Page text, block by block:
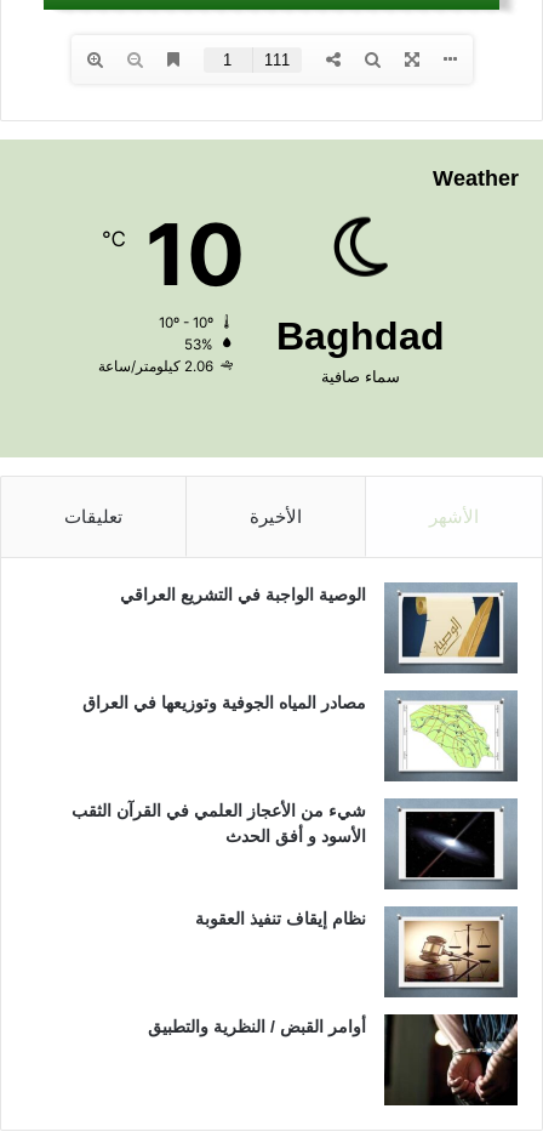
Weather
Baghdad
سماء صافية
10
℃
53%
2.06 كيلومتر/ساعة
الأشهر الأخيرة تعليقات
الوصية الواجبة في التشريع العراقي
مصادر المياه الجوفية وتوزيعها في العراق
شيء من الأعجاز العلمي في القرآن الثقب
الأسود و أفق الحدث
نظام إيقاف تنفيذ العقوبة
أوامر القبض / النظرية والتطبيق